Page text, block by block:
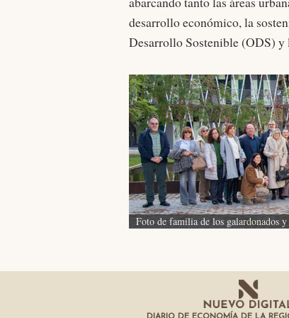
desarrollo económico, la
Desarrollo Sostenible (ODS)
Foto de familia de los galardonados y